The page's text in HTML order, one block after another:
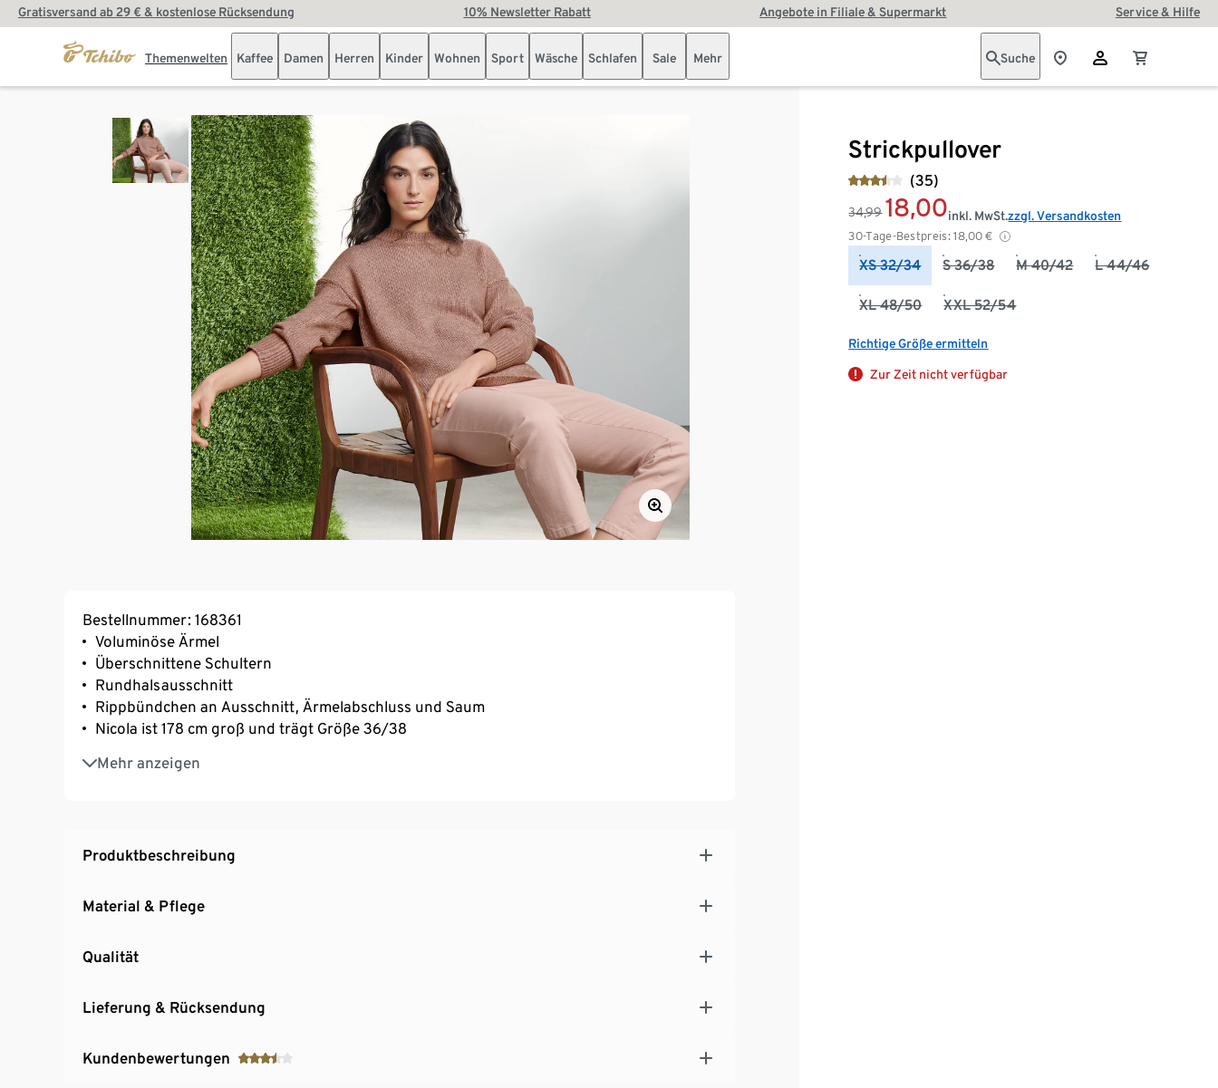
Gratisversand ab 29 € & kostenlose Rücksendung 10% Newsletter Rabatt Angebote in Filiale & Supermarkt Service & Hilfe
Themenwelten Kaffee Damen Herren Kinder Wohnen Sport Wäsche Schlafen Sale Mehr Suche
Strickpullover
(35)
34,99 18,00
30-Tage-Bestpreis: 18,00 €
inkl. MwSt.zzgl. Versandkosten
XS 32/34 S 36/38 M 40/42 L 44/46
XL 48/50 XXL 52/54
Richtige Größe ermitteln
Zur Zeit nicht verfügbar
Bestellnummer: 168361
Voluminöse Ärmel
Überschnittene Schultern
Rundhalsausschnitt
Rippbündchen an Ausschnitt, Ärmelabschluss und Saum
Nicola ist 178 cm groß und trägt Größe 36/38
Mehr anzeigen
Dies ist ein Produkt der Marke Fire & Glory
Produktbeschreibung
Material & Pflege
Qualität
Lieferung & Rücksendung
Kundenbewertungen